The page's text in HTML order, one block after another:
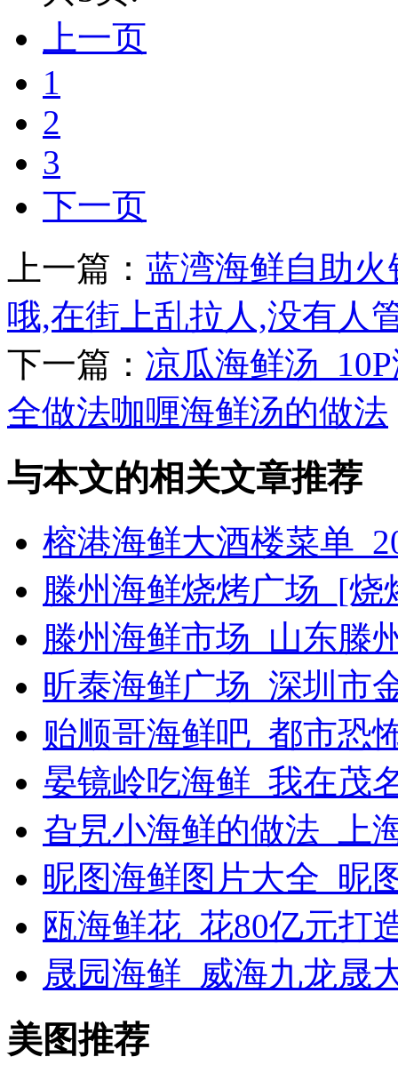
上一页
1
2
3
下一页
上一篇： 蓝湾海鲜自助
哦,在街上乱拉人,没有人
下一篇： 凉瓜海鲜汤
全做法咖喱海鲜汤的做法
与本文的相关文章推荐
榕港海鲜大酒楼菜单
滕州海鲜烧烤广场_[
滕州海鲜市场_山东滕
昕泰海鲜广场_深圳市
贻顺哥海鲜吧_都市恐
晏镜岭吃海鲜_我在茂
旮旯小海鲜的做法_上
昵图海鲜图片大全_昵
瓯海鲜花_花80亿元打
晟园海鲜_威海九龙晟
美图推荐